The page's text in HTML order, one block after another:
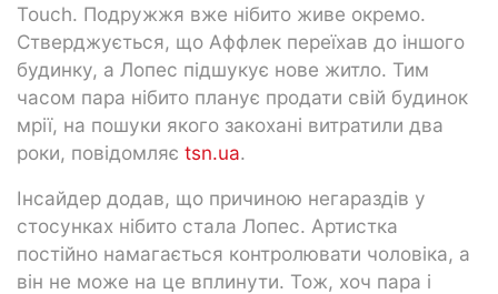
Touch. Подружжя вже нібито живе окремо.
Стверджується, що Аффлек переїхав до іншого
будинку, а Лопес підшукує нове житло. Тим
часом пара нібито планує продати свій будинок
мрії, на пошуки якого закохані витратили два
роки, повідомляє tsn.ua.
Інсайдер додав, що причиною негараздів у
стосунках нібито стала Лопес. Артистка
постійно намагається контролювати чоловіка, а
він не може на це вплинути. Тож, хоч пара і